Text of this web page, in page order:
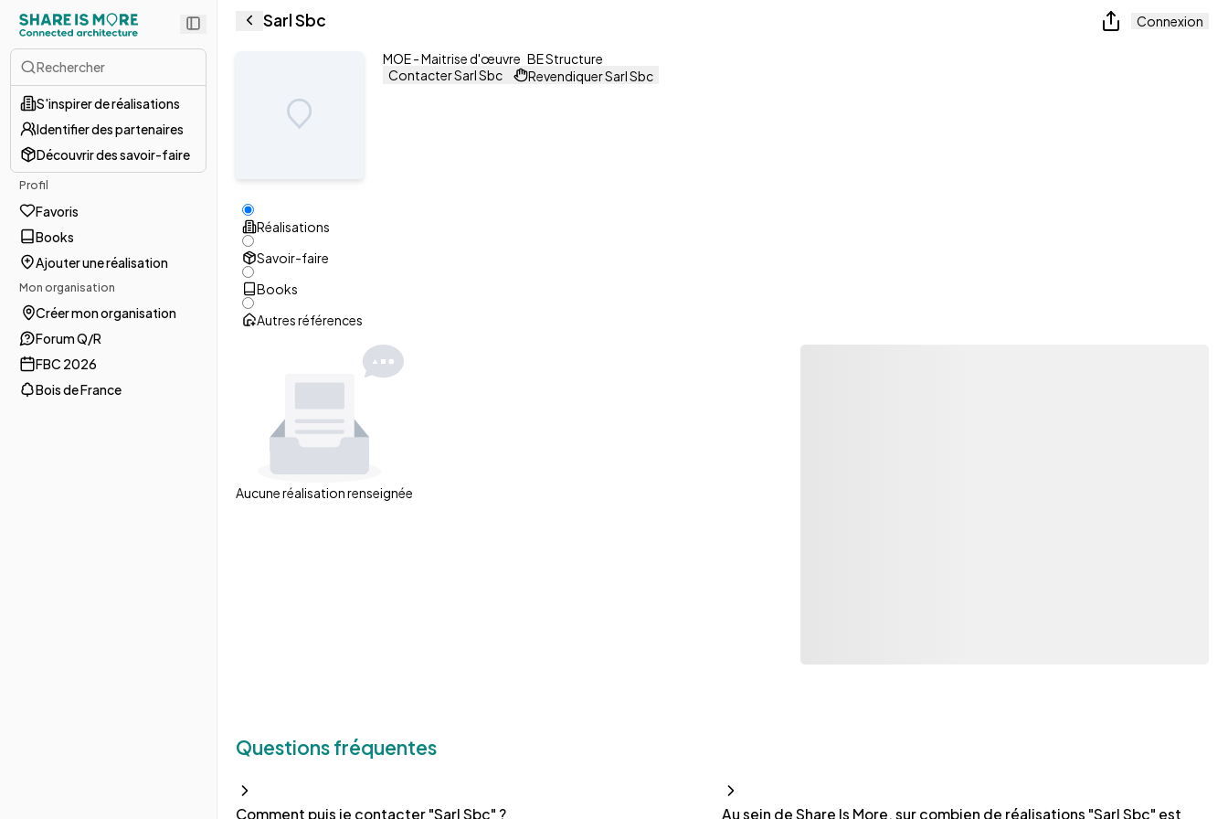
Rechercher
S'inspirer de réalisations
Identifier des partenaires
Découvrir des savoir-faire
Profil
Favoris
Books
Ajouter une réalisation
Mon organisation
Créer mon organisation
Forum Q/R
FBC 2026
Bois de France
Sarl Sbc Connexion
MOE - Maitrise d'œuvre BE Structure
Contacter Sarl Sbc
Revendiquer Sarl Sbc
Réalisations
Savoir-faire
Books
Autres références
Aucune réalisation renseignée
Questions fréquentes
Comment puis je contacter "Sarl Sbc" ? Au sein de Share Is More, sur combien de réalisations "Sarl Sbc" est